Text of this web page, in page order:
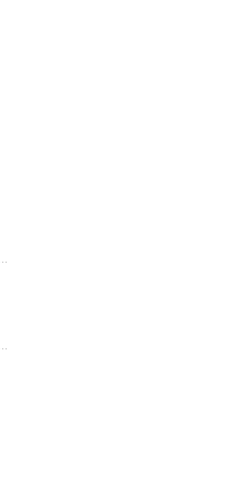
不同的提问技术勾画出来并进行分析讲解。通过对治疗会谈的再现，本书为读者清晰地呈现了会谈中的每一个独立的环节:借助附带的评论，本书还展现了治疗师针对...
不同的提问技术勾画出来并进行分析讲解。通过对治疗会谈的再现，清晰呈现了会谈中的每一个独立环节，展现了治疗师针对不同会谈环节所做的理论上的思考